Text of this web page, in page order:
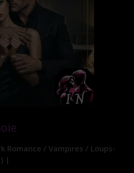
Romance / Vampires / Loups-
|